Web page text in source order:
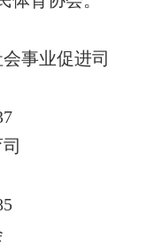
事业促进司